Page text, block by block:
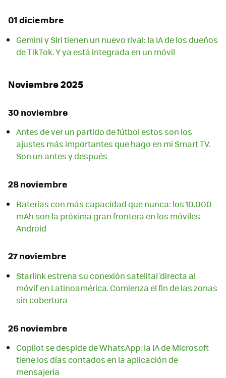
01 diciembre
Gemini y Siri tienen un nuevo rival: la IA de los dueños
de TikTok. Y ya está integrada en un móvil
Noviembre 2025
30 noviembre
Antes de ver un partido de fútbol estos son los
ajustes más importantes que hago en mi Smart TV.
Son un antes y después
28 noviembre
Baterías con más capacidad que nunca: los 10.000
mAh son la próxima gran frontera en los móviles
Android
27 noviembre
Starlink estrena su conexión satelital 'directa al
móvil' en Latinoamérica. Comienza el fin de las zonas
sin cobertura
26 noviembre
Copilot se despide de WhatsApp: la IA de Microsoft
tiene los días contados en la aplicación de
mensajería